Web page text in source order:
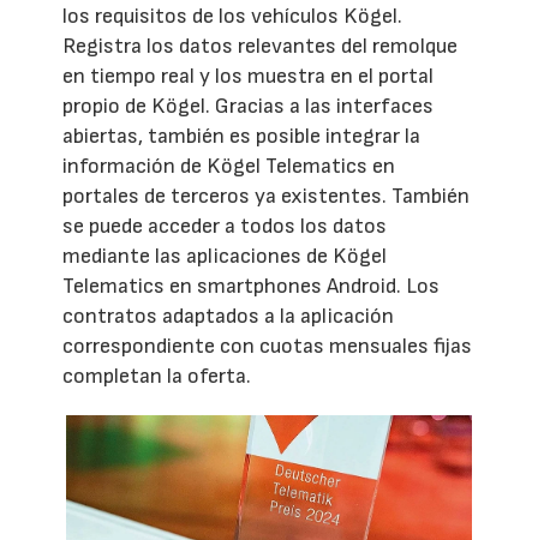
los requisitos de los vehículos Kögel.
Registra los datos relevantes del remolque
en tiempo real y los muestra en el portal
propio de Kögel. Gracias a las interfaces
abiertas, también es posible integrar la
información de Kögel Telematics en
portales de terceros ya existentes. También
se puede acceder a todos los datos
mediante las aplicaciones de Kögel
Telematics en smartphones Android. Los
contratos adaptados a la aplicación
correspondiente con cuotas mensuales fijas
completan la oferta.